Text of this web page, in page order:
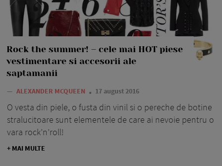
Rock the summer! – cele mai HOT piese
vestimentare si accesorii ale
saptamanii
— ALEXANDER MCQUEEN 17 august 2016
O vesta din piele, o fusta din vinil si o pereche de botine
stralucitoare sunt elementele de care ai nevoie pentru o
vara rock’n’roll!
+ MAI MULTE